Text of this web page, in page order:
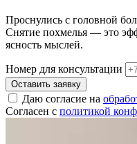
Проснулись с головной
Снятие похмелья — это
ясность мыслей.
Номер для консультации
Оставить заявку
Даю согласие на
Согласен с политикой